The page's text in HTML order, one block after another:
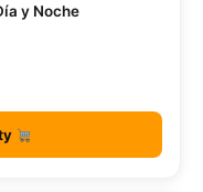
y Noche